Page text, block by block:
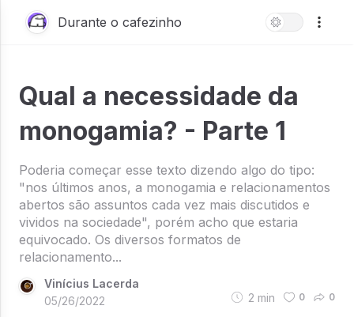
Durante o cafezinho
Qual a necessidade da
monogamia? - Parte 1
Poderia começar esse texto dizendo algo do tipo:
"nos últimos anos, a monogamia e relacionamentos
abertos são assuntos cada vez mais discutidos e
vividos na sociedade", porém acho que estaria
equivocado. Os diversos formatos de
relacionamento...
Vinícius Lacerda
05/26/2022
2 min 0 0